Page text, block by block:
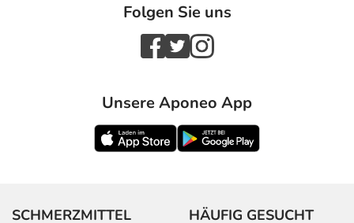
Folgen Sie uns
Unsere Aponeo App
SCHMERZMITTEL HÄUFIG GESUCHT